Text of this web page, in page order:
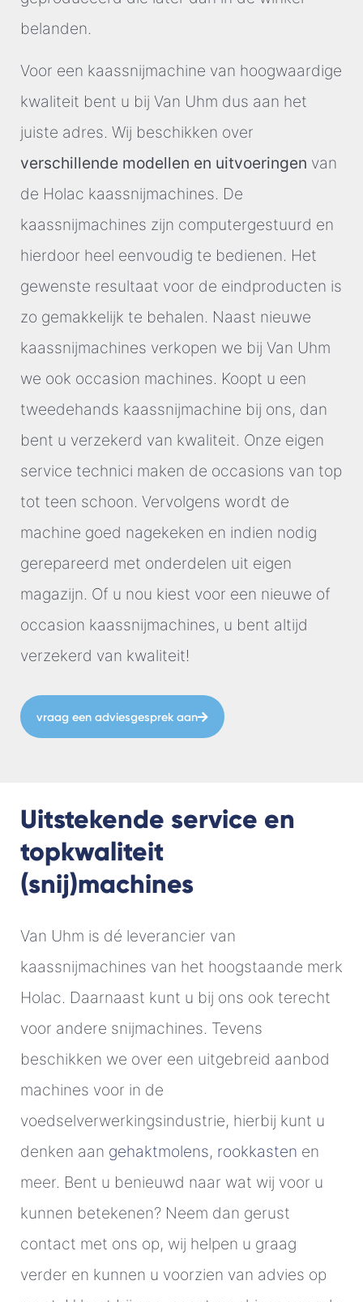
belanden.
Voor een kaassnijmachine van hoogwaardige
kwaliteit bent u bij Van Uhm dus aan het
juiste adres. Wij beschikken over
verschillende modellen en uitvoeringen van
de Holac kaassnijmachines. De
kaassnijmachines zijn computergestuurd en
hierdoor heel eenvoudig te bedienen. Het
gewenste resultaat voor de eindproducten is
zo gemakkelijk te behalen. Naast nieuwe
kaassnijmachines verkopen we bij Van Uhm
we ook occasion machines. Koopt u een
tweedehands kaassnijmachine bij ons, dan
bent u verzekerd van kwaliteit. Onze eigen
service technici maken de occasions van top
tot teen schoon. Vervolgens wordt de
machine goed nagekeken en indien nodig
gerepareerd met onderdelen uit eigen
magazijn. Of u nou kiest voor een nieuwe of
occasion kaassnijmachines, u bent altijd
verzekerd van kwaliteit!
vraag een adviesgesprek aan
Uitstekende service en
topkwaliteit
(snij)machines
Van Uhm is dé leverancier van
kaassnijmachines van het hoogstaande merk
Holac. Daarnaast kunt u bij ons ook terecht
voor andere snijmachines. Tevens
beschikken we over een uitgebreid aanbod
machines voor in de
voedselverwerkingsindustrie, hierbij kunt u
denken aan gehaktmolens, rookkasten en
meer. Bent u benieuwd naar wat wij voor u
kunnen betekenen? Neem dan gerust
contact met ons op, wij helpen u graag
verder en kunnen u voorzien van advies op